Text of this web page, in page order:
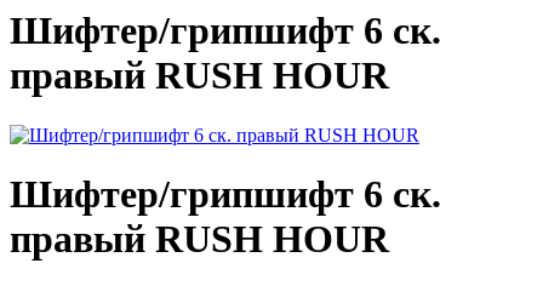
Шифтер/грипшифт 6 ск.
правый RUSH HOUR
Шифтер/грипшифт 6 ск.
правый RUSH HOUR